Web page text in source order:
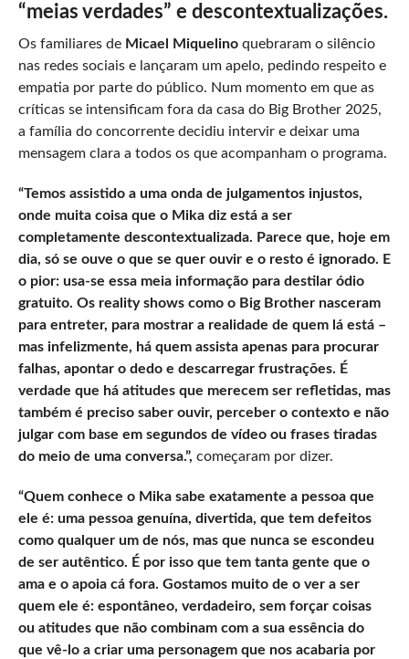
“meias verdades” e descontextualizações.
Os familiares de Micael Miquelinoquebraram o silêncio
nas redes sociais e lançaram um apelo, pedindo respeito e
empatia por parte do público. Num momento em que as
críticas se intensificam fora da casa do Big Brother 2025,
a família do concorrente decidiu intervir e deixar uma
mensagem clara a todos os que acompanham o programa.
“Temos assistido a uma onda de julgamentos injustos,
onde muita coisa que o Mika diz está a ser
completamente descontextualizada. Parece que, hoje em
dia, só se ouve o que se quer ouvir e o resto é ignorado. E
o pior: usa-se essa meia informação para destilar ódio
gratuito. Os reality shows como o Big Brother nasceram
para entreter, para mostrar a realidade de quem lá está –
mas infelizmente, há quem assista apenas para procurar
falhas, apontar o dedo e descarregar frustrações. É
verdade que há atitudes que merecem ser refletidas, mas
também é preciso saber ouvir, perceber o contexto e não
julgar com base em segundos de vídeo ou frases tiradas
do meio de uma conversa.”, começaram por dizer.
“Quem conhece o Mika sabe exatamente a pessoa que
ele é: uma pessoa genuína, divertida, que tem defeitos
como qualquer um de nós, mas que nunca se escondeu
de ser autêntico. É por isso que tem tanta gente que o
ama e o apoia cá fora. Gostamos muito de o ver a ser
quem ele é: espontâneo, verdadeiro, sem forçar coisas
ou atitudes que não combinam com a sua essência do
que vê-lo a criar uma personagem que nos acabaria por